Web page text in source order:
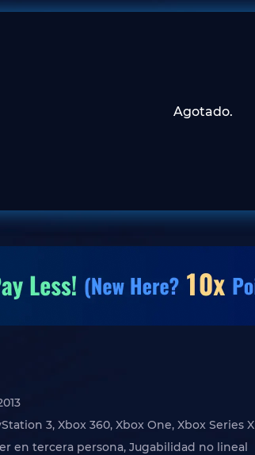
Agotado.
3, Xbox 360, Xbox One, Xbox Series
en tercera persona, Jugabilidad no lineal